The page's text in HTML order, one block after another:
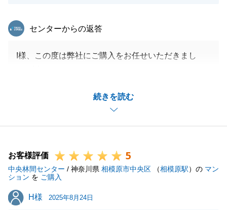
続きを読む
東急リバブル
センターからの返答
I様、この度は弊社にご購入をお任せいただきまし
が、お住み替えの計画が大きく前進したことを大変嬉
今後は建築、お住み替えと続きますが、引き続きサポ
ご不明な点やご要望がございましたら、いつでもお気
軽にお申し付けください。引き続きよろしくお願いい
たします。
お客様評価 5
中央林間センター / 神奈川県 相模原市中央区 （相模原駅）の マン
ション を ご購入
H様
H様 2025年8月24日